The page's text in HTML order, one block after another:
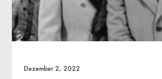
Dezember 2, 2022